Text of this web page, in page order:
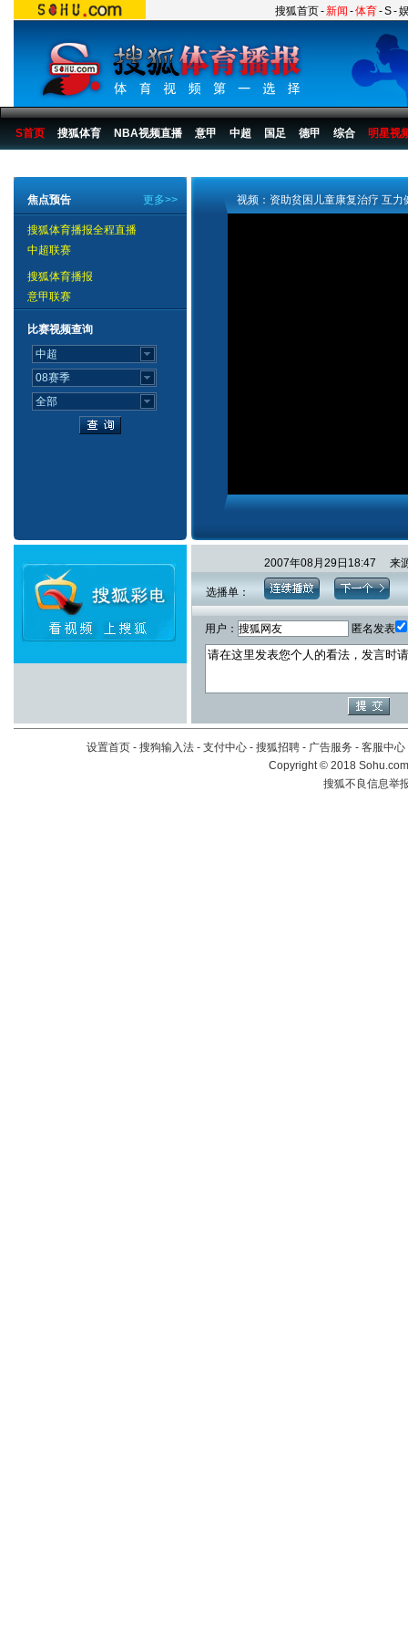
搜狐首页-新闻 -体育-S-
S首页 搜狐体育 NBA视频直播 意甲 中超 国足 德甲 综合 明星视
更多>>
焦点预告
搜狐体育播报全程直播
中超联赛
搜狐体育播报
意甲联赛
比赛视频查询
视频：资助贫困儿童康复治疗 互力
2007年08月29日18:47 来
选播单：
用户： 匿名发表
设置首页 - 搜狗输入法 - 支付中心 - 搜狐招聘 - 广告服务 - 客服中心
Copyright©2018
搜狐不良信息举